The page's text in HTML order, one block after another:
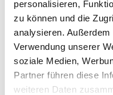
personalisieren,
zu können und die
analysieren.
Verwendung unserer
soziale Medien,
Partner führen diese
weiteren Daten